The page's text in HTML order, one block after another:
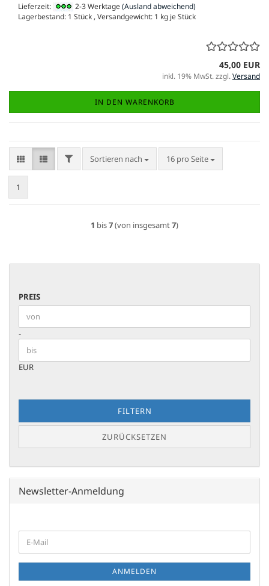
Lieferzeit: 2-3 Werktage(Ausland abweichend)
Lagerbestand: 1 Stück , Versandgewicht: 1 kg je Stück
45,00 EUR
inkl. 19% MwSt. zzgl.Versand
IN DEN WARENKORB
FILTERSortieren nach
Sortieren nach 16 pro Seite
pro Seite
1
1 bis7(von insgesamt7)
PREIS
PREIS
Preis bis
-
EUR
FILTERN
ZURÜCKSETZEN
Newsletter-Anmeldung
ZUR
NEWSLETTER-
E-
Mail
ANMELDEN